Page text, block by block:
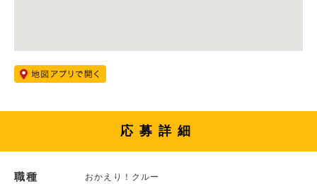
応募詳細
職種 おかえり！クルー